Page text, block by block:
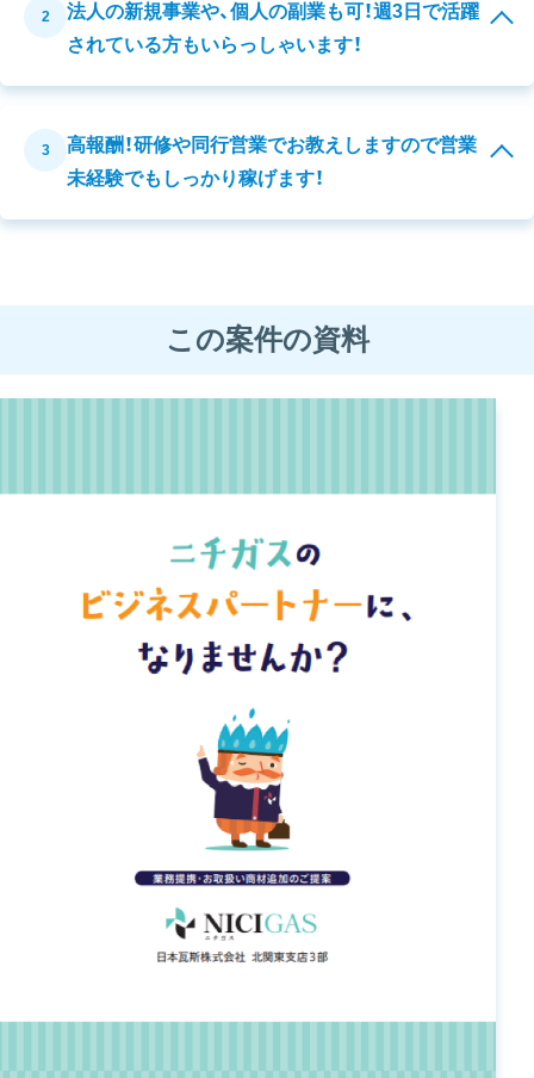
2
法人の新規事業や、個人の副業も可！週3日で活躍
されている方もいらっしゃいます！
3
高報酬！研修や同行営業でお教えしますので営業
未経験でもしっかり稼げます！
この案件の資料